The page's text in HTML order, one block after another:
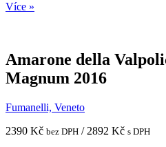
Více »
Amarone della
Magnum 2016
Fumanelli, Veneto
2390 Kč bez DPH / 2892 Kč s DPH